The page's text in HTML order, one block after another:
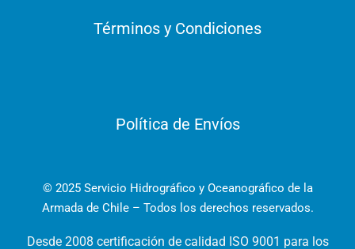
Términos y Condiciones
Política de Envíos
© 2025 Servicio Hidrográfico y Oceanográfico de la
Armada de Chile – Todos los derechos reservados.
Desde 2008 certificación de calidad ISO 9001 para los